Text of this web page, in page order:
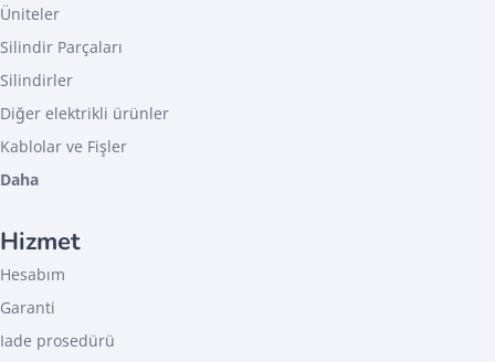
Üniteler
Silindir Parçaları
Silindirler
Diğer elektrikli ürünler
Kablolar ve Fişler
Daha
Hizmet
Hesabım
Garanti
Iade prosedürü